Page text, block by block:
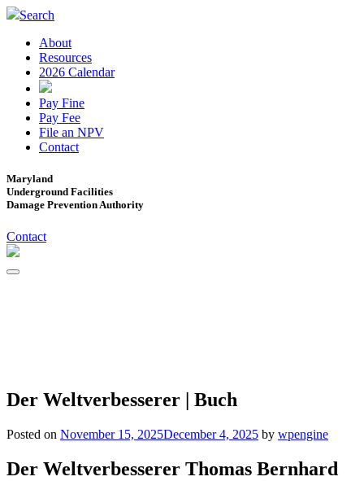
Search
About
Resources
2026 Calendar
Pay Fine
Pay Fee
File an NPV
Contact
Maryland
Underground Facilities
Damage Prevention Authority
Contact
Der Weltverbesserer | Buch
Posted on November 15, 2025December 4, 2025 by wpengine
Der Weltverbesserer Thomas Bernhard